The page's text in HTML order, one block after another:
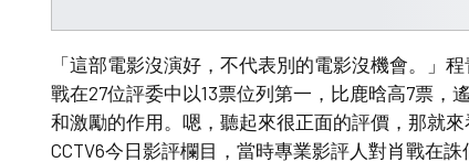
「這部電影沒演好，不代表別的電影沒機會。」
戰在27位評委中以13票位列第一，比鹿晗高7票，
和激勵的作用。嗯，聽起來很正面的評價，那就
CCTV6今日影評欄目，當時專業影評人對肖戰在